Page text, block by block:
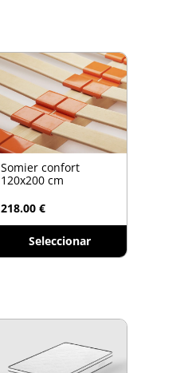
Somier confort
120x200 cm
218.00 €
Seleccionar